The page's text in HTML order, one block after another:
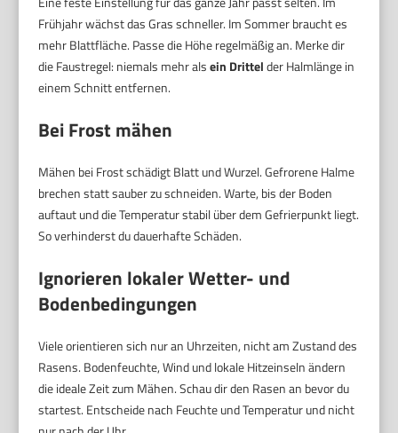
Frühjahr wächst das Gras schneller. Im Sommer braucht es
mehr Blattfläche. Passe die Höhe regelmäßig an. Merke dir
die Faustregel: niemals mehr alsein Drittelder Halmlänge in
einem Schnitt entfernen.
Bei Frost mähen
Mähen bei Frost schädigt Blatt und Wurzel. Gefrorene Halme
brechen statt sauber zu schneiden. Warte, bis der Boden
auftaut und die Temperatur stabil über dem Gefrierpunkt liegt.
So verhinderst du dauerhafte Schäden.
Ignorieren lokaler Wetter- und
Bodenbedingungen
Viele orientieren sich nur an Uhrzeiten, nicht am Zustand des
Rasens. Bodenfeuchte, Wind und lokale Hitzeinseln ändern
die ideale Zeit zum Mähen. Schau dir den Rasen an bevor du
startest. Entscheide nach Feuchte und Temperatur und nicht